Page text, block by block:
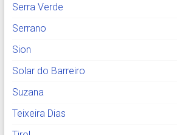
Serra Verde
Serrano
Sion
Solar do Barreiro
Suzana
Teixeira Dias